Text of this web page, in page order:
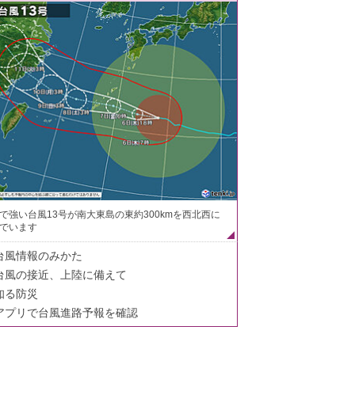
強い台風13号が南大東島の東約300kmを西北西に
います
風情報のみかた
風の接近、上陸に備えて
る防災
プリで台風進路予報を確認